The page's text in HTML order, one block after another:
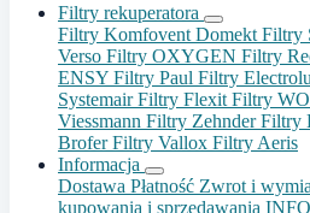
Filtry rekuperatora
Filtry Komfovent Domekt Filtry
Verso Filtry OXYGEN Filtry
ENSY Filtry Paul Filtry
SystemairFiltry Flexit Filtry
Viessmann Filtry ZehnderFiltry
BroferFiltry Vallox Filtry Aeris
Informacja
Dostawa Płatność Zwrot i
kupowania i sprzedawania